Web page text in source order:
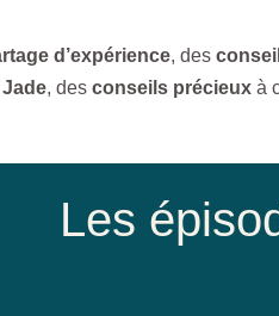
d’expérience, des
Jade, des conseils précieuxà
Les